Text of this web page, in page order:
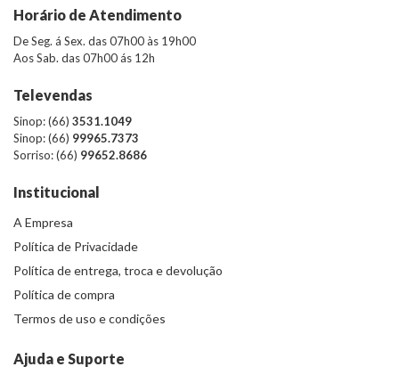
Horário de Atendimento
De Seg. á Sex. das 07h00 às 19h00
Aos Sab. das 07h00 ás 12h
Televendas
Sinop: (66) 3531.1049
Sinop: (66) 99965.7373
Sorriso: (66) 99652.8686
Institucional
A Empresa
Política de Privacidade
Política de entrega, troca e devolução
Política de compra
Termos de uso e condições
Ajuda e Suporte